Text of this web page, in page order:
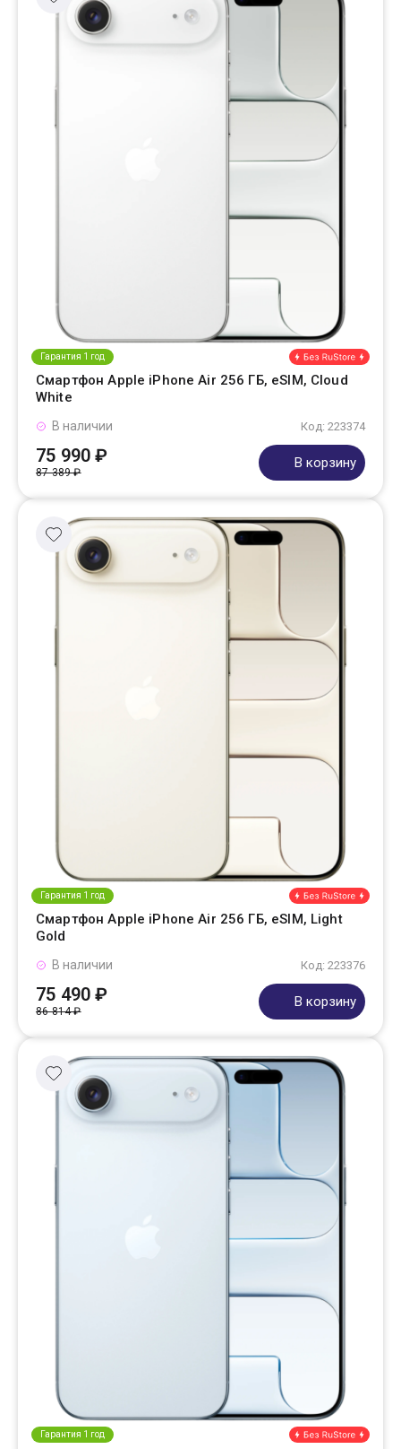
Гарантия 1 год
Смартфон Apple iPhone Air 256 ГБ, eSIM, Cloud
White
Код: 223374
В наличии
75 990 ₽
87 389 ₽
В корзину
Гарантия 1 год
Смартфон Apple iPhone Air 256 ГБ, eSIM, Light
Gold
Код: 223376
В наличии
75 490 ₽
86 814 ₽
В корзину
Гарантия 1 год